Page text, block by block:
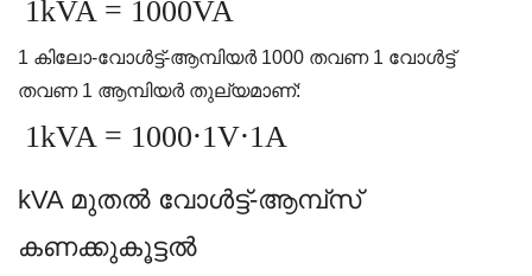
1kVA = 1000VA
1 കിലോ-വോൾട്ട്-ആമ്പിയർ 1000 തവണ 1 വോൾട്ട്
തവണ 1 ആമ്പിയർ തുല്യമാണ്:
1kVA = 1000⋅1V⋅1A
kVA മുതൽ വോൾട്ട്-ആമ്പ്സ്
കണക്കുകൂട്ടൽ